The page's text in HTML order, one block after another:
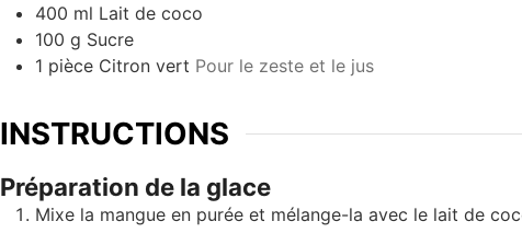
400 ml Lait de coco
100 g Sucre
1 pièce Citron vert Pour le zeste et le jus
INSTRUCTIONS
Préparation de la glace
Mixe la mangue en purée et mélange-la avec le lait de